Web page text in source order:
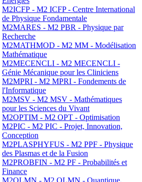
M2ICFP - M2 ICFP - Centre International
de Physique Fondamentale
M2MARES - M2 PBR - Physique par
Recherche
M2MATHMOD - M2 MM - Modélisation
Mathématique
M2MECENCLI - M2 MECENCLI -
Génie Mécanique pour les Cliniciens
M2MPRI - M2 MPRI - Fondements de
l'Informatique
M2MSV - M2 MSV - Mathématiques
pour les Sciences du Vivant
M2OPTIM - M2 OPT - Optimisation
M2PIC - M2 PIC - Projet, Innovation,
Conception
M2PLASPHYFUS - M2 PPF - Physique
des Plasmas et de la Fusion
M2PROBFIN - M2 PF - Probabilités et
Finance
M2QLMN - M2 QLMN - Quantique,